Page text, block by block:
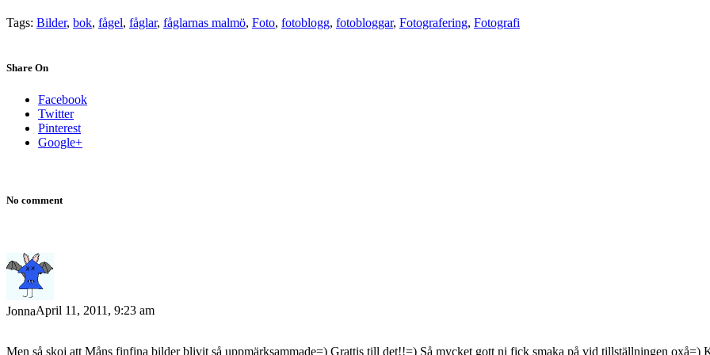
Tags: Bilder, bok, fågel, fåglar, fåglarnas malmö, Foto, fotoblogg, fotobloggar, Fotografering, Fotografi
Share On
Facebook
Twitter
Pinterest
Google+
No comment
JonnaApril 11, 2011, 9:23 am
Men så skoj att Måns finfina bilder blivit så uppmärksammade=) Grattis till det!!=) Så mycket gott ni fick smaka på vid tillställningen oxå=)